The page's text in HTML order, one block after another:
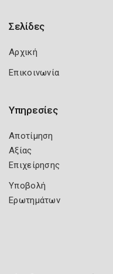
Σελίδες
Αρχική
Επικοινωνία
Υπηρεσίες
Αποτίμηση
Αξίας
Επιχείρησης
Υποβολή
Ερωτημάτων